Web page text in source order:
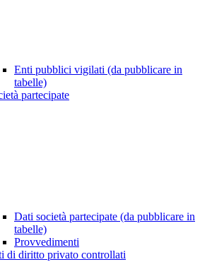
Enti pubblici vigilati (da pubblicare in
tabelle)
partecipate
Dati società partecipate (da pubblicare in
tabelle)
Provvedimenti
di diritto privato controllati